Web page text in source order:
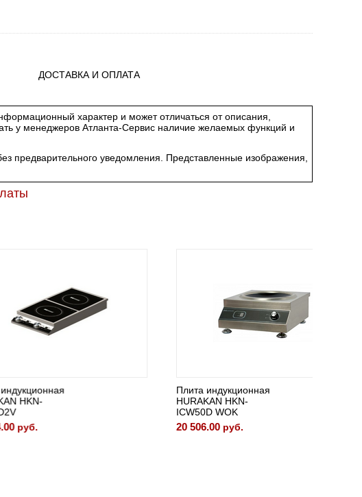
ДОСТАВКА И ОПЛАТА
характер и может отличаться от описания,
у менеджеров Атланта-Сервис наличие желаемых функций и
предварительного уведомления. Представленные изображения,
Плита индукционная
HURAKAN HKN-
ICW50D WOK
руб.